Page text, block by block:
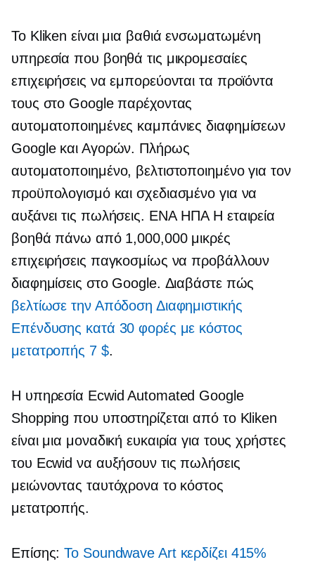
Το Kliken είναι μια βαθιά ενσωματωμένη
υπηρεσία που βοηθά τις μικρομεσαίες
επιχειρήσεις να εμπορεύονται τα προϊόντα
τους στο Google παρέχοντας
αυτοματοποιημένες καμπάνιες διαφημίσεων
Google και Αγορών. Πλήρως
αυτοματοποιημένο, βελτιστοποιημένο για τον
προϋπολογισμό και σχεδιασμένο για να
αυξάνει τις πωλήσεις. ΕΝΑ ΗΠΑΗ εταιρεία
βοηθά πάνω από 1,000,000 μικρές
επιχειρήσεις παγκοσμίως να προβάλλουν
διαφημίσεις στο Google. Διαβάστε πώς
βελτίωσε την Απόδοση Διαφημιστικής
Επένδυσης κατά 30 φορές με κόστος
μετατροπής 7 $.
Η υπηρεσία Ecwid Automated Google
Shopping που υποστηρίζεται από το Kliken
είναι μια μοναδική ευκαιρία για τους χρήστες
του Ecwid να αυξήσουν τις πωλήσεις
μειώνοντας ταυτόχρονα το κόστος
μετατροπής.
Επίσης:Το Soundwave Art κερδίζει 415%